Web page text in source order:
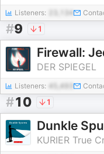
Listeners: 23,134
#9 1
DER SPIEGEL
Listeners: 45,493
#10 1
Dunkle
KURIER True